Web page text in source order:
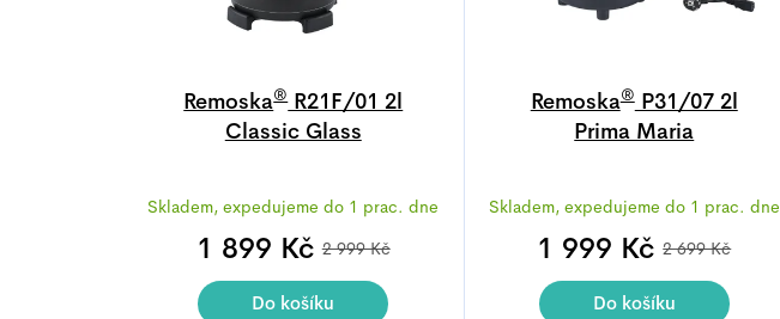
Remoska®R21F/01 2l
Classic Glass
hodnocení
produktu
5,0
Skladem, expedujeme do 1 prac. dne
1 899 Kč 2 999 Kč
Do košíku
Remoska®P31/07 2l
Prima Maria
Skladem, expedujeme do 1 prac. dne
1 999 Kč 2 699 Kč
Do košíku